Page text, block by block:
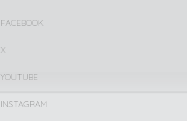
FACEBOOK
X
YOUTUBE
INSTAGRAM